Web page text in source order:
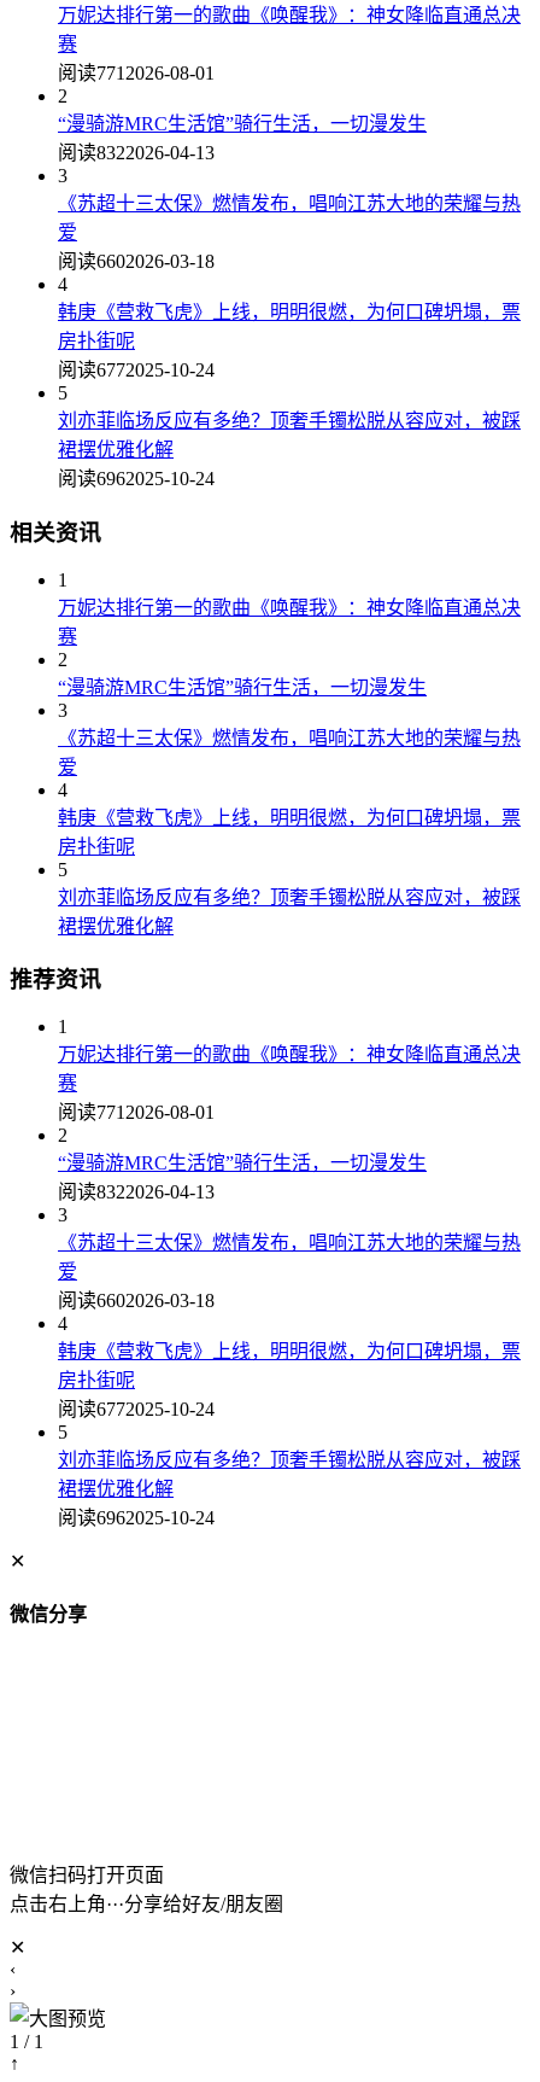
万妮达排行第一的歌曲《唤醒我》：神女降临直通总决
赛
阅读771 2026-08-01
2
“漫骑游MRC生活馆”骑行生活，一切漫发生
阅读8322026-04-13
3
《苏超十三太保》燃情发布，唱响江苏大地的荣耀与热
爱
阅读6602026-03-18
4
韩庚《营救飞虎》上线，明明很燃，为何口碑坍塌，票
房扑街呢
阅读6772025-10-24
5
刘亦菲临场反应有多绝？顶奢手镯松脱从容应对，被踩
裙摆优雅化解
阅读6962025-10-24
相关资讯
1
万妮达排行第一的歌曲《唤醒我》：神女降临直通总决
赛
2
“漫骑游MRC生活馆”骑行生活，一切漫发生
3
《苏超十三太保》燃情发布，唱响江苏大地的荣耀与热
爱
4
韩庚《营救飞虎》上线，明明很燃，为何口碑坍塌，票
房扑街呢
5
刘亦菲临场反应有多绝？顶奢手镯松脱从容应对，被踩
裙摆优雅化解
推荐资讯
1
万妮达排行第一的歌曲《唤醒我》：神女降临直通总决
赛
阅读771 2026-08-01
2
“漫骑游MRC生活馆”骑行生活，一切漫发生
阅读8322026-04-13
3
《苏超十三太保》燃情发布，唱响江苏大地的荣耀与热
爱
阅读6602026-03-18
4
韩庚《营救飞虎》上线，明明很燃，为何口碑坍塌，票
房扑街呢
阅读6772025-10-24
5
刘亦菲临场反应有多绝？顶奢手镯松脱从容应对，被踩
裙摆优雅化解
阅读6962025-10-24
✕
微信分享
微信扫码打开页面
点击右上角···分享给好友/朋友圈
✕
‹
›
1 / 1
↑